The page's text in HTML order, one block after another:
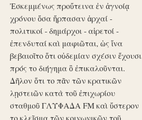
Ἐσκεμμένως προὔτεινα ἐν ἀγνοίᾳ
χρόνου ὅσα ἥρπασαν ἀρχαί -
πολιτικοί - δημάρχοι - αἱρετοί -
ἐπενδυταί καὶ μαφιῶται, ὡς ἵνα
βεβαιοῖτο ὅτι οὐδεμίαν σχέσιν ἔχουσι
πρός το διήγημα ὃ ἐπικαλοῦνται.
Δῆλον ὅτι το πᾶν τῶν κρατικῶν
λῃστειῶν κατὰ τοῦ ἐπιχωρίου
σταθμοῦ ΓΛΥΦΑΔΑ FM καὶ ὕστερον
το κλεῖσμα τῶν κοινωνικῶν τοῦ